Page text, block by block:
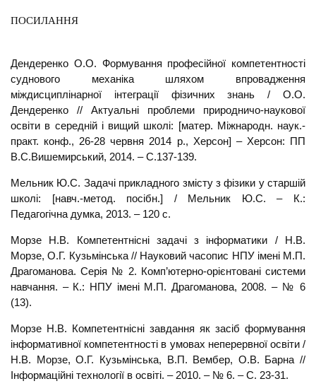
ПОСИЛАННЯ
Дендеренко О.О. Формування професійної компетентності
суднового механіка шляхом впровадження
міждисциплінарної інтеграції фізичних знань / О.О.
Дендеренко // Актуальні проблеми природничо-наукової
освіти в середній і вищий школі: [матер. Міжнародн. наук.-
практ. конф., 26-28 червня 2014 р., Херсон] – Херсон: ПП
В.С.Вишемирський, 2014. – С.137-139.
Мельник Ю.С. Задачі прикладного змісту з фізики у старшій
школі: [навч.-метод. посібн.] / Мельник Ю.С. – К.:
Педагогічна думка, 2013. – 120 с.
Морзе Н.В. Компетентнісні задачі з інформатики / Н.В.
Морзе, О.Г. Кузьмінська // Науковий часопис НПУ імені М.П.
Драгоманова. Серія № 2. Комп’ютерно-орієнтовані системи
навчання. – К.: НПУ імені М.П. Драгоманова, 2008. – № 6
(13).
Морзе Н.В. Компетентнісні завдання як засіб формування
інформативної компетентності в умовах неперервної освіти /
Н.В. Морзе, О.Г. Кузьмінська, В.П. Вембер, О.В. Барна //
Інформаційні технології в освіті. – 2010. – № 6. – С. 23-31.